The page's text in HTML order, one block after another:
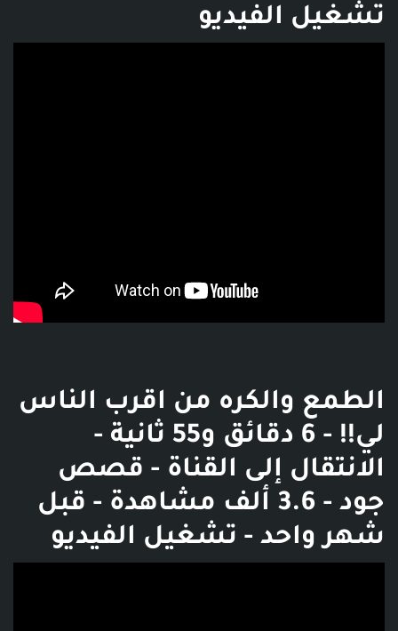
تشغيل الفيديو
الطمع والكره من اقرب الناس
لي!! - 6 دقائق و55 ثانية -
الانتقال إلى القناة - قصص
جود - 3.6 ألف مشاهدة - قبل
شهر واحد - تشغيل الفيديو